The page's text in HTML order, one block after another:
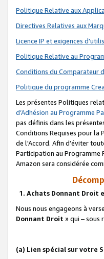
Politique Relative aux
Directives Relatives aux
Licence IP et exigences
Politique Relative au
Conditions du Comparateur
Politique du programme
Les présentes Politiques
d’Adhésion au Programme
pas définis dans les
Conditions Requises pour la
de l'Accord. Afin d’éviter
Participation au Programme
Amazon sera considérée
1. Achats Donnant Droit
Nous nous engageons à
Donnant Droit » qui – sous
(a) Lien spécial sur votre